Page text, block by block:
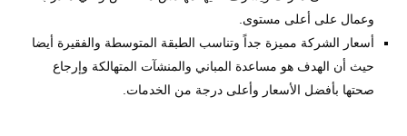
وعمال على أعلى مستوى.
أسعار الشركة مميزة جداً وتناسب الطبقة المتوسطة والفقيرة أيضا
حيث أن الهدف هو مساعدة المباني والمنشآت المتهالكة وإرجاع
صحتها بأفضل الأسعار وأعلى درجة من الخدمات.